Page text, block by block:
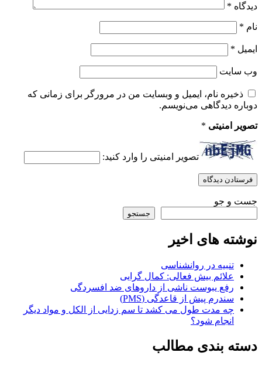
دیدگاه *
نام *
ایمیل *
وب‌ سایت
ذخیره نام، ایمیل و وبسایت من در مرورگر برای زمانی که
دوباره دیدگاهی می‌نویسم.
تصویر امنیتی *
تصویر امنیتی را وارد کنید:
جست و جو
جستجو
نوشته های اخیر
تنبیه در روانشناسی
علائم بیش فعالی: کمال گرایی
رفع یبوست ناشی از داروهای ضد افسردگی
سندرم پیش از قاعدگی (PMS)
چه مدت طول می کشد تا سم زدایی از الکل و مواد دیگر
انجام شود؟
دسته بندی مطالب